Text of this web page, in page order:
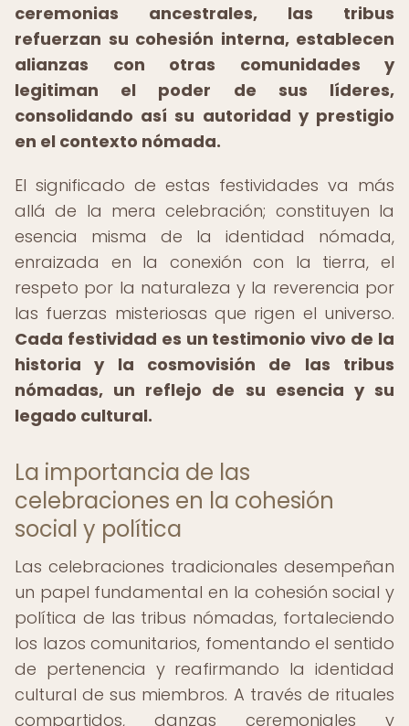
ceremonias ancestrales, las tribus
refuerzan su cohesión interna, establecen
alianzas con otras comunidades y
legitiman el poder de sus líderes,
consolidando así su autoridad y prestigio
en el contexto nómada.
El significado de estas festividades va más
allá de la mera celebración; constituyen la
esencia misma de la identidad nómada,
enraizada en la conexión con la tierra, el
respeto por la naturaleza y la reverencia por
las fuerzas misteriosas que rigen el universo.
Cada festividad es un testimonio vivo de la
historia y la cosmovisión de las tribus
nómadas, un reflejo de su esencia y su
legado cultural.
La importancia de las
celebraciones en la cohesión
social y política
Las celebraciones tradicionales desempeñan
un papel fundamental en la cohesión social y
política de las tribus nómadas, fortaleciendo
los lazos comunitarios, fomentando el sentido
de pertenencia y reafirmando la identidad
cultural de sus miembros. A través de rituales
compartidos, danzas ceremoniales y